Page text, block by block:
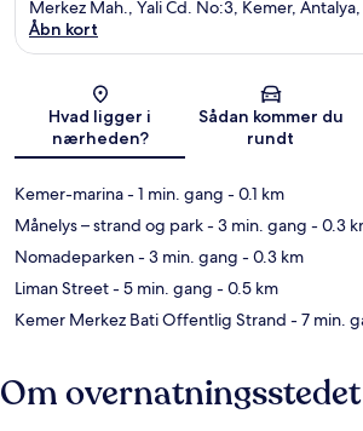
Kort
Merkez Mah., Yali Cd. No:3, Kemer,
Åbn kort
Hvad ligger i
nærheden?
Sådan kommer du
rundt
Kemer-marina- 1 min. gang - 0.1 km
Månelys – strand og park- 3 min. gang - 0.3
Nomadeparken- 3 min. gang - 0.3 km
Liman Street- 5 min. gang - 0.5 km
Kemer Merkez Bati Offentlig Strand - 7 min.
Om overnatningsstedet